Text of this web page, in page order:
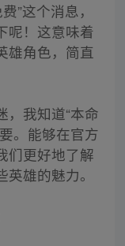
”这个消息，
呢！这意味着
雄角色，简直
，我知道“本命
。能够在官方
们更好地了解
雄的魅力。